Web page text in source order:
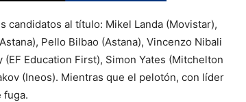
al título: Mikel Landa (Movistar),
Pello Bilbao (Astana), Vincenzo Nibali
Education First), Simon Yates (Mitchelton
(Ineos). Mientras que el pelotón, con líder
fuga.